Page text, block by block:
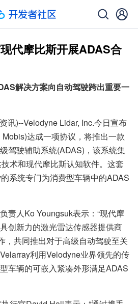
代摩比斯开展ADAS合
解决方案向自动驾驶跨出重要一
讯)--Velodyne Lidar, Inc.今日宣布
达成一项协议，将推出一款
驾驶辅助系统(ADAS)，该系统集
术和现代摩比斯认知软件。这套
系统专门为消费型车辆中的ADAS
责人Ko Youngsuk表示：“现代摩
创新力的激光雷达传感器提供商
，共同推出对于高级自动驾驶至关
利用Velodyne业界领先的传
车辆的可嵌入紧凑外形满足ADAS